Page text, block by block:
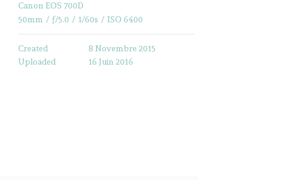
Canon EOS 700D
50mm / ƒ/5.0 / 1/60s / ISO 6400
Created
8 Novembre 2015
Uploaded
16 Juin 2016